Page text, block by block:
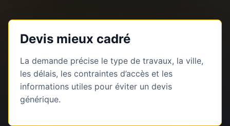
Devis mieux cadré
La demande précise le type de travaux, la ville,
les délais, les contraintes d’accès et les
informations utiles pour éviter un devis
générique.